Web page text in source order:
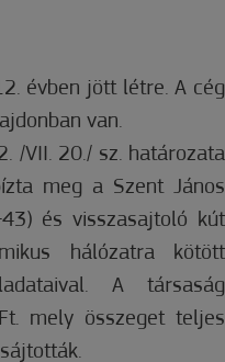
évben jött létre. A cég
van.
/VII. 20./ sz. határozata
meg a Szent János
és visszasajtoló kút
hálózatra kötött
A társaság
mely összeget teljes